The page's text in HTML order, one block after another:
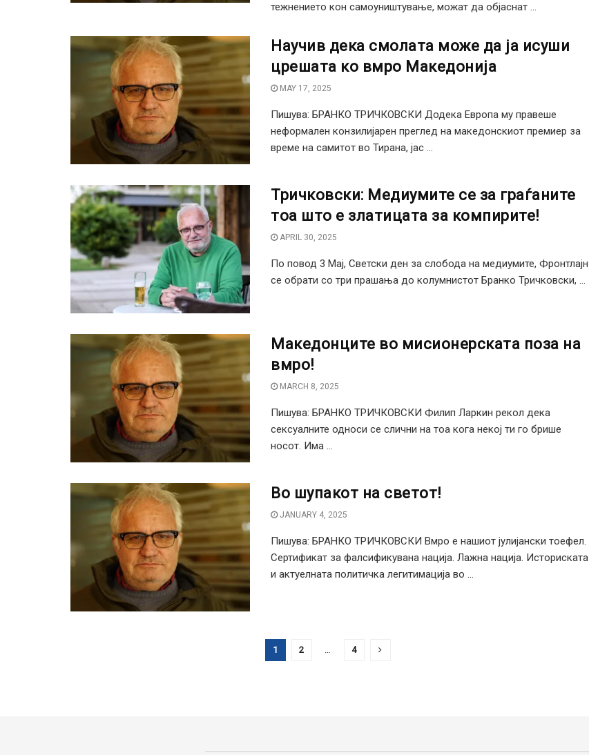
тежнението кон самоуништување, можат да објаснат ...
Научив дека смолата може да ја исуши
црешата ко вмро Македонија
MAY 17, 2025
Пишува: БРАНКО ТРИЧКОВСКИ Додека Европа му правеше
неформален конзилијарен преглед на македонскиот премиер за
време на самитот во Тирана, јас ...
Тричковски: Медиумите се за граѓаните
тоа што е златицата за компирите!
APRIL 30, 2025
По повод 3 Мај, Светски ден за слобода на медиумите, Фронтлајн
се обрати со три прашања до колумнистот Бранко Тричковски, ...
Македонците во мисионерската поза на
вмро!
MARCH 8, 2025
Пишува: БРАНКО ТРИЧКОВСКИ Филип Ларкин рекол дека
сексуалните односи се слични на тоа кога некој ти го брише
носот. Има ...
Во шупакот на светот!
JANUARY 4, 2025
Пишува: БРАНКО ТРИЧКОВСКИ Вмро е нашиот јулијански тоефел.
Сертификат за фалсификувана нација. Лажна нација. Историската
и актуелната политичка легитимација во ...
1 2 … 4